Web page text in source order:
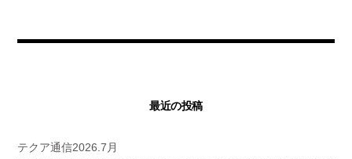
最近の投稿
テクア通信2026.7月